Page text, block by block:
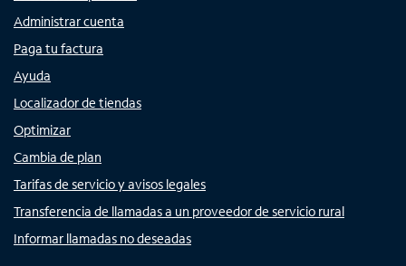
Administrar cuenta
Paga tu factura
Ayuda
Localizador de tiendas
Optimizar
Cambia de plan
Tarifas de servicio y avisos legales
Transferencia de llamadas a un proveedor de servicio rural
Informar llamadas no deseadas